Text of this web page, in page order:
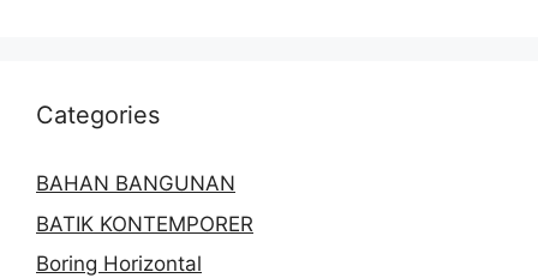
Categories
BAHAN BANGUNAN
BATIK KONTEMPORER
Boring Horizontal